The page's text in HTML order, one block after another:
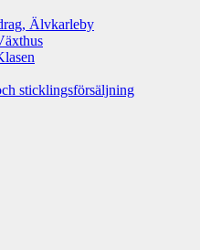
Älvkarleby
sticklingsförsäljning